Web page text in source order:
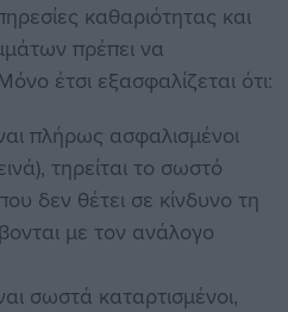
καθαριότητας και
πρέπει να
έτσι εξασφαλίζεται ότι:
πλήρως ασφαλισμένοι
τηρείται το σωστό
δεν θέτει σε κίνδυνο τη
με τον ανάλογο
σωστά καταρτισμένοι,